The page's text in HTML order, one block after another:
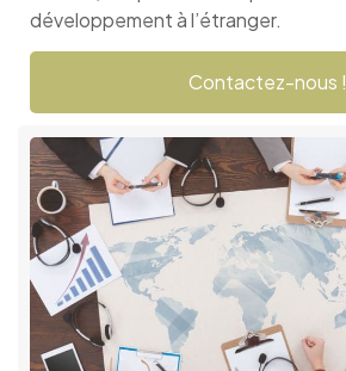
développement à l’étranger.
Contactez-nous !